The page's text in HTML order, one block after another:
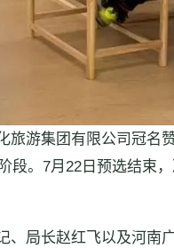
游集团有限公司冠名
。7月22日预选结束
局长赵红飞以及河南